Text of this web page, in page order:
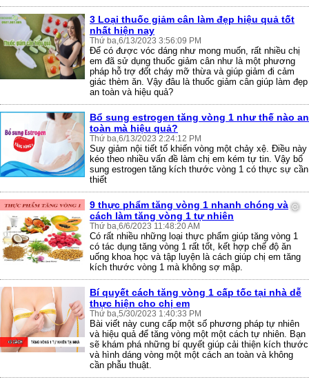
3 Loại thuốc giảm cân làm đẹp hiệu quả tốt
nhất hiện nay
Thứ ba,6/13/2023 3:56:09 PM
Để có được vóc dáng như mong muốn, rất nhiều chị
em đã sử dụng thuốc giảm cân như là một phương
pháp hỗ trợ đốt cháy mỡ thừa và giúp giảm đi cảm
giác thèm ăn. Vậy đâu là thuốc giảm cân giúp làm đẹp
an toàn và hiệu quả?
Bổ sung estrogen tăng vòng 1 như thế nào an
toàn mà hiệu quả?
Thứ ba,6/13/2023 2:24:12 PM
Suy giảm nội tiết tố khiến vòng một chảy xệ. Điều này
kéo theo nhiều vấn đề làm chị em kém tự tin. Vậy bổ
sung estrogen tăng kích thước vòng 1 có thực sự cần
thiết
9 thực phẩm tăng vòng 1 nhanh chóng và
cách làm tăng vòng 1 tự nhiên
Thứ ba,6/6/2023 11:48:20 AM
Có rất nhiều những loại thực phẩm giúp tăng vòng 1
có tác dụng tăng vòng 1 rất tốt, kết hợp chế độ ăn
uống khoa học và tập luyện là cách giúp chị em tăng
kích thước vòng 1 mà không sợ mập.
Bí quyết cách tăng vòng 1 cấp tốc tại nhà dễ
thực hiện cho chị em
Thứ ba,5/30/2023 1:40:33 PM
Bài viết này cung cấp một số phương pháp tự nhiên
và hiệu quả để tăng vòng một một cách tự nhiên. Bạn
sẽ khám phá những bí quyết giúp cải thiện kích thước
và hình dáng vòng một một cách an toàn và không
cần phẫu thuật.
❅ ❅